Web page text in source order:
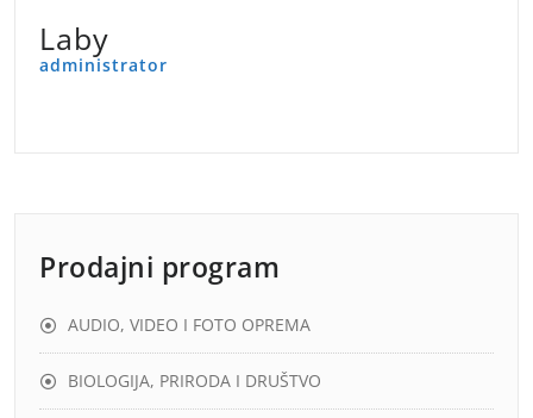
Laby
administrator
Prodajni program
AUDIO, VIDEO I FOTO OPREMA
BIOLOGIJA, PRIRODA I DRUŠTVO